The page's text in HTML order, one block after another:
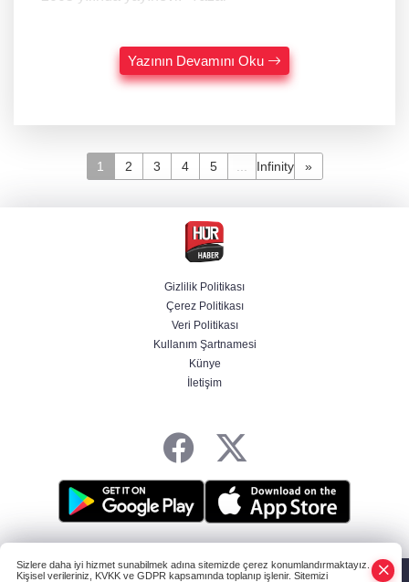
Yazının Devamını Oku
1 2 3 4 5 Infinity »
Gizlilik Politikası
Çerez Politikası
Veri Politikası
Kullanım Şartnamesi
Künye
İletişim
Tüm hakları saklıdır.
Sizlere daha iyi hizmet sunabilmek adına sitemizde çerez konumlandırmaktayız.
Kişisel verileriniz, KVKK ve GDPR kapsamında toplanıp işlenir. Sitemizi